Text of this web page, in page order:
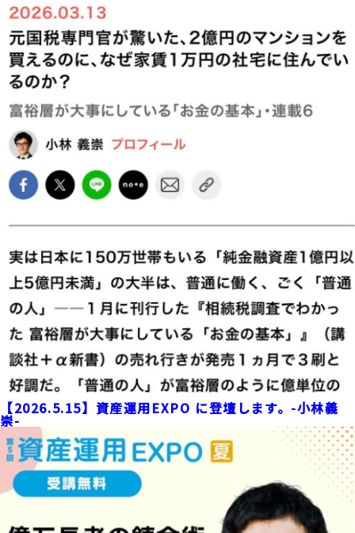
【2026.5.15】資産運用EXPO に登壇します。-小林義
崇-